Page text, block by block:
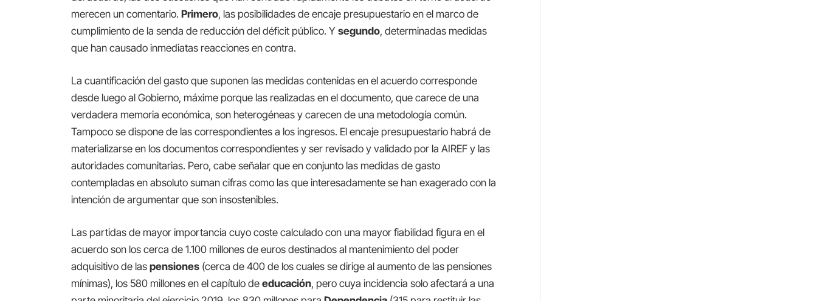
merecen un comentario.Primero, las posibilidades de encaje presupuestario en el marco de
cumplimiento de la senda de reducción del déficit público. Ysegundo, determinadas medidas
que han causado inmediatas reacciones en contra.
La cuantificación del gasto que suponen las medidas contenidas en el acuerdo corresponde
desde luego al Gobierno, máxime porque las realizadas en el documento, que carece de una
verdadera memoria económica, son heterogéneas y carecen de una metodología común.
Tampoco se dispone de las correspondientes a los ingresos. El encaje presupuestario habrá de
materializarse en los documentos correspondientes y ser revisado y validado por la AIREF y las
autoridades comunitarias. Pero, cabe señalar que en conjunto las medidas de gasto
contempladas en absoluto suman cifras como las que interesadamente se han exagerado con la
intención de argumentar que son insostenibles.
Las partidas de mayor importancia cuyo coste calculado con una mayor fiabilidad figura en el
acuerdo son los cerca de 1.100 millones de euros destinados al mantenimiento del poder
adquisitivo de laspensiones (cerca de 400 de los cuales se dirige al aumento de las pensiones
mínimas), los 580 millones en el capítulo deeducación, pero cuya incidencia solo afectará a una